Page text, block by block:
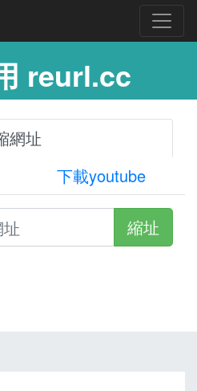
reurl.cc
網址
下載youtube
縮址